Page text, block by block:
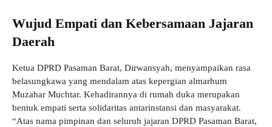
Wujud Empati dan Kebersamaan Jajaran
Daerah
Ketua DPRD Pasaman Barat, Dirwansyah, menyampaikan rasa
belasungkawa yang mendalam atas kepergian almarhum
Muzahar Muchtar. Kehadirannya di rumah duka merupakan
bentuk empati serta solidaritas antarinstansi dan masyarakat.
“Atas nama pimpinan dan seluruh jajaran DPRD Pasaman Barat,